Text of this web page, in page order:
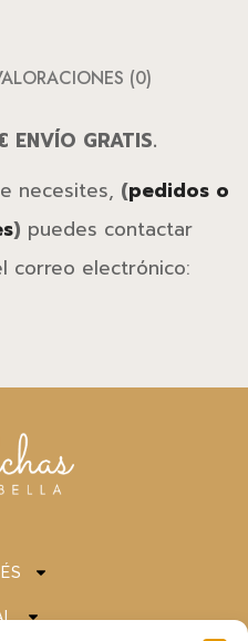
(0)
ENVÍO GRATIS.
necesites, (pedidos o
) puedes contactar
correo electrónico: